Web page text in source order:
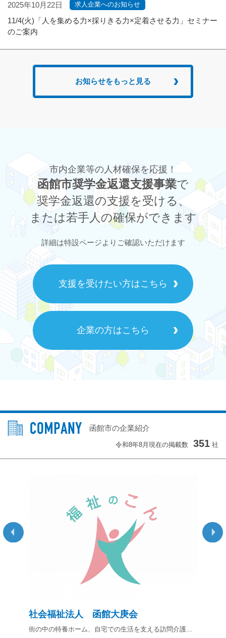
2025年10月22日 求人企業へのお知らせ
11/4(火)「人を集める力×採りきる力×定着させる力」セミナー
のご案内
お知らせをもっと見る
市内企業等の人材確保を応援！
函館市奨学金返還支援事業で
奨学金返還の支援を受ける、
または若手人の確保ができます
詳細は特設ページよりご確認いただけます
支援を受けたい方はこちら
企業の方はこちら
函館市の企業紹介
令和8年8月現在の掲載数 351 社
社会福祉法人 函館大庚会
街の中の特養ホーム、自宅での生活を支える訪問介護...